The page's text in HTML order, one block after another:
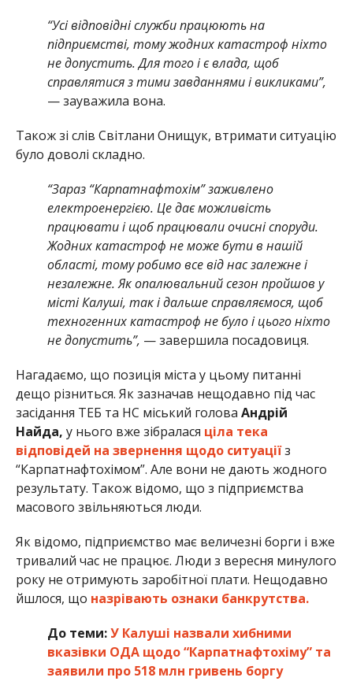
“Усі відповідні служби працюють на
підприємстві, тому жодних катастроф ніхто
не допустить. Для того і є влада, щоб
справлятися з тими завданнями і викликами”,
— зауважила вона.
Також зі слів Світлани Онищук, втримати ситуацію
було доволі складно.
“Зараз “Карпатнафтохім” заживлено
електроенергією. Це дає можливість
працювати і щоб працювали очисні споруди.
Жодних катастроф не може бути в нашій
області, тому робимо все від нас залежне і
незалежне. Як опалювальний сезон пройшов у
місті Калуші, так і дальше справляємося, щоб
техногенних катастроф не було і цього ніхто
не допустить”, — завершила посадовиця.
Нагадаємо, що позиція міста у цьому питанні
дещо різниться. Як зазначав нещодавно під час
засідання ТЕБ та НС міський голова Андрій
Найда, у нього вже зібралася ціла тека
відповідей на звернення щодо ситуаціїз
“Карпатнафтохімом”. Але вони не дають жодного
результату. Також відомо, що з підприємства
масового звільняються люди.
Як відомо, підприємство має величезні борги і вже
тривалий час не працює. Люди з вересня минулого
року не отримують заробітної плати. Нещодавно
йшлося, що назрівають ознаки банкрутства.
До теми:У Калуші назвали хибними
вказівки ОДА щодо “Карпатнафтохіму” та
заявили про 518 млн гривень боргу